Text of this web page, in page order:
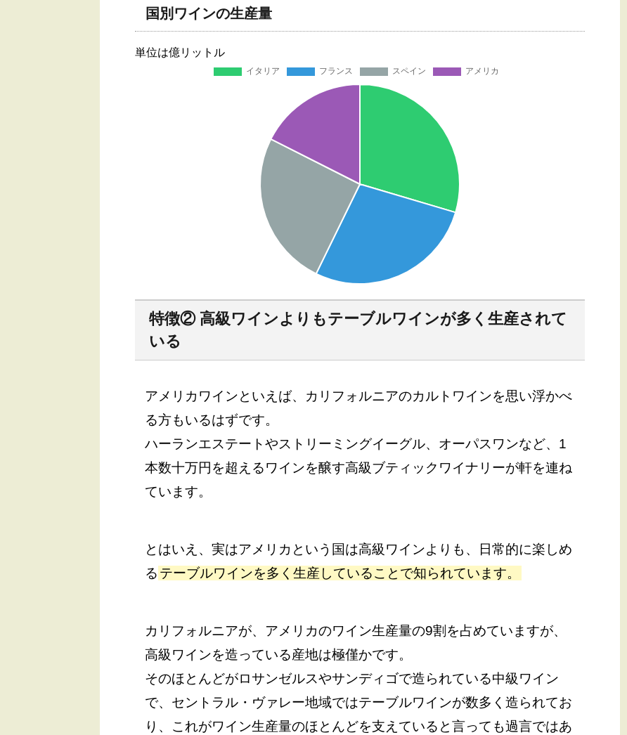
国別ワインの生産量
単位は億リットル
特徴② 高級ワインよりもテーブルワインが多く生産されて
いる
アメリカワインといえば、カリフォルニアのカルトワインを思い浮かべ
る方もいるはずです。
ハーランエステートやストリーミングイーグル、オーパスワンなど、1
本数十万円を超えるワインを醸す高級ブティックワイナリーが軒を連ね
ています。
とはいえ、実はアメリカという国は高級ワインよりも、日常的に楽しめ
る テーブルワインを多く生産していることで知られています。
カリフォルニアが、アメリカのワイン生産量の9割を占めていますが、
高級ワインを造っている産地は極僅かです。
そのほとんどがロサンゼルスやサンディゴで造られている中級ワイン
で、セントラル・ヴァレー地域ではテーブルワインが数多く造られてお
り、これがワイン生産量のほとんどを支えていると言っても過言ではあ